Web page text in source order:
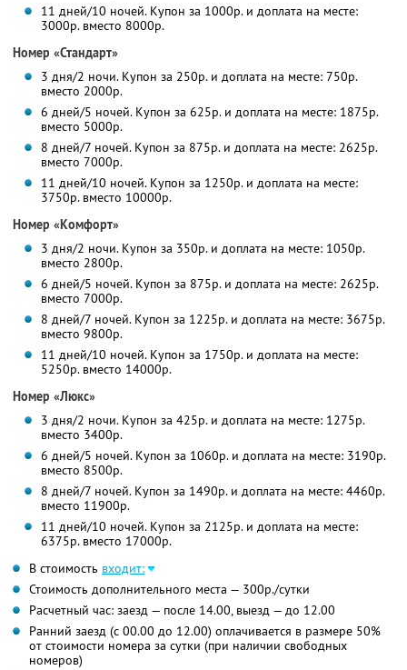
11 дней/10 ночей. Купон за 1000р. и доплата на месте:
3000р. вместо 8000р.
Номер «Стандарт»
3 дня/2 ночи. Купон за 250р. и доплата на месте: 750р.
вместо 2000р.
6 дней/5 ночей. Купон за 625р. и доплата на месте: 1875р.
вместо 5000р.
8 дней/7 ночей. Купон за 875р. и доплата на месте: 2625р.
вместо 7000р.
11 дней/10 ночей. Купон за 1250р. и доплата на месте:
3750р. вместо 10000р.
Номер «Комфорт»
3 дня/2 ночи. Купон за 350р. и доплата на месте: 1050р.
вместо 2800р.
6 дней/5 ночей. Купон за 875р. и доплата на месте: 2625р.
вместо 7000р.
8 дней/7 ночей. Купон за 1225р. и доплата на месте: 3675р.
вместо 9800р.
11 дней/10 ночей. Купон за 1750р. и доплата на месте:
5250р. вместо 14000р.
Номер «Люкс»
3 дня/2 ночи. Купон за 425р. и доплата на месте: 1275р.
вместо 3400р.
6 дней/5 ночей. Купон за 1060р. и доплата на месте: 3190р.
вместо 8500р.
8 дней/7 ночей. Купон за 1490р. и доплата на месте: 4460р.
вместо 11900р.
11 дней/10 ночей. Купон за 2125р. и доплата на месте:
6375р. вместо 17000р.
В стоимость входит:
Стоимость дополнительного места — 300р./сутки
Расчетный час: заезд — после 14.00, выезд — до 12.00
Ранний заезд (с 00.00 до 12.00) оплачивается в размере 50%
от стоимости номера за сутки (при наличии свободных
номеров)